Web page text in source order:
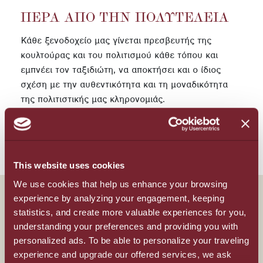
This website uses cookies
We use cookies that help us enhance your browsing
experience by analyzing your engagement, keeping
statistics, and create more valuable experiences for you,
understanding your preferences and providing you with
personalized ads. To be able to personalize your traveling
experience and upgrade our offered services, we ask
ΠΈΡΑ ΑΠΌ ΤΗΝ ΠΟΛΥΤΈΛΕΙΑ
Κάθε ξενοδοχείο μας γίνεται πρεσβευτής της
κουλτούρας και του πολιτισμού κάθε τόπου και
εμπνέει τον ταξιδιώτη, να αποκτήσει και ο ίδιος
σχέση με την αυθεντικότητα και τη μοναδικότητα
της πολιτιστικής μας κληρονομιάς.
Αποστολή μας είναι η δημιουργία αυθεντικών
εμπειριών φιλοξενίας για τους καλεσμένους μας,
κάνοντας τους να θέλουν να μας επισκεφθούν ξανά.
All-Inclusive
Πέρα από την Πολυτέλεια